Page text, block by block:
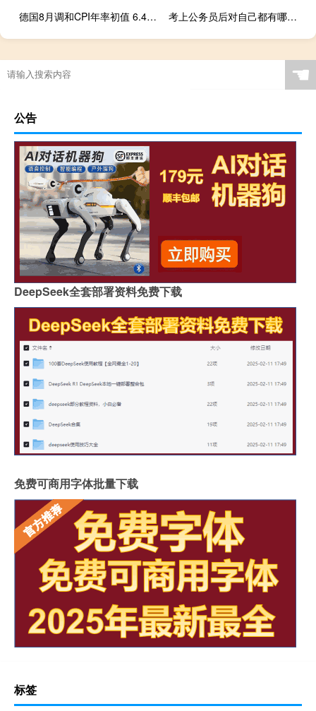
德国8月调和CPI年率初值 6.4%预期6.30%前值6.50%
考上公务员后对自己都有哪些好处
☚
公告
DeepSeek全套部署资料免费下载
免费可商用字体批量下载
标签